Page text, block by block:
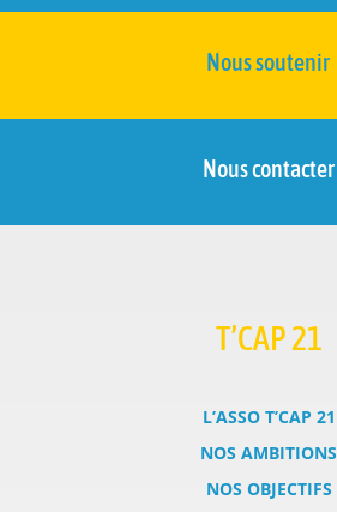
Nous soutenir
Nous contacter
T’CAP 21
L’ASSO T’CAP 21
NOS AMBITIONS
NOS OBJECTIFS